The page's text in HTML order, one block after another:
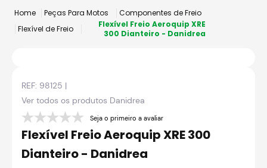
4º fw3
5 º capacete ls2
jaqueta
7º bau
Peças Para Motos
Componentes de Freio
Flexível de Freio
Flexível Freio Aeroquip XRE
300 Dianteiro - Danidrea
REF: 98125 |
Ver todos os produtos Danidrea
Seja o primeiro a avaliar
Flexível Freio Aeroquip XRE 300
Dianteiro - Danidrea